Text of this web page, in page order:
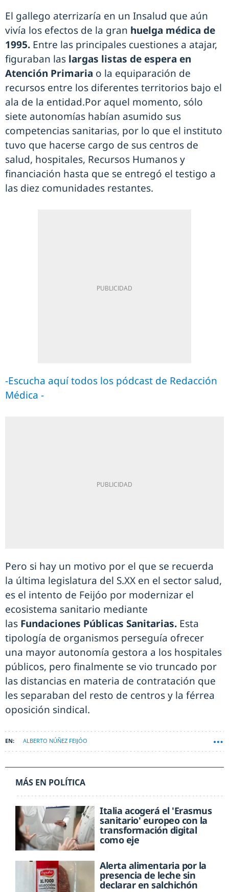
El gallego aterrizaría en un Insalud que aún
vivía los efectos de la gran huelga médica de
1995. Entre las principales cuestiones a atajar,
figuraban las largas listas de espera en
Atención Primaria o la equiparación de
recursos entre los diferentes territorios bajo el
ala de la entidad.Por aquel momento, sólo
siete autonomías habían asumido sus
competencias sanitarias, por lo que el instituto
tuvo que hacerse cargo de sus centros de
salud, hospitales, Recursos Humanos y
financiación hasta que se entregó el testigo a
las diez comunidades restantes.
-Escucha aquí todos los pódcast de Redacción
Médica -
Pero si hay un motivo por el que se recuerda
la última legislatura del S.XX en el sector salud,
es el intento de Feijóo por modernizar el
ecosistema sanitario mediante
las Fundaciones Públicas Sanitarias. Esta
tipología de organismos perseguía ofrecer
una mayor autonomía gestora a los hospitales
públicos, pero finalmente se vio truncado por
las distancias en materia de contratación que
les separaban del resto de centros y la férrea
oposición sindical.
ALBERTO NÚÑEZ FEIJÓO
MÁS EN POLÍTICA
Italia acogerá el 'Erasmus
sanitario' europeo con la
transformación digital
como eje
Alerta alimentaria por la
presencia de leche sin
declarar en salchichón